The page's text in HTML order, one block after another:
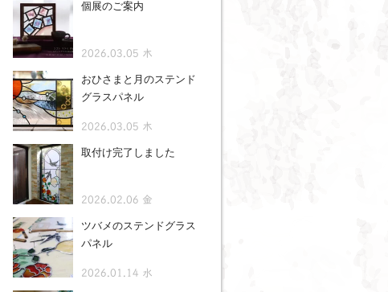
個展のご案内
2026.03.05 木
おひさまと月のステンド
グラスパネル
2026.03.05 木
取付け完了しました
2026.02.06 金
ツバメのステンドグラス
パネル
2026.01.14 水